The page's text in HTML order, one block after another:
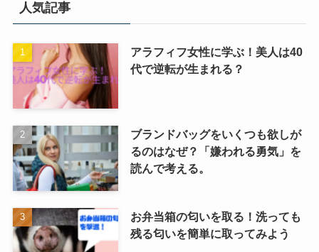
人気記事
アラフィフ女性に学ぶ！美人は40
代で逆転が生まれる？
ブランドバッグをいくつも欲しが
るのはなぜ？「嫌われる勇気」を
読んで考える。
お弁当箱の匂いを取る！洗っても
残る匂いを簡単に取ってみよう